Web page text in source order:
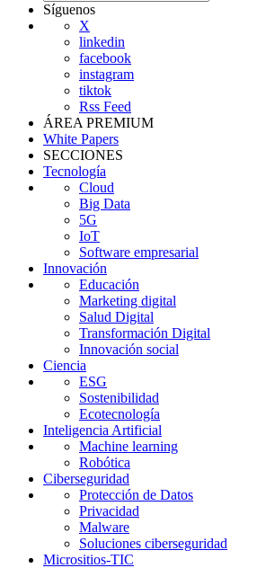
Síguenos
X
linkedin
facebook
instagram
tiktok
Rss Feed
ÁREA PREMIUM
White Papers
SECCIONES
Tecnología
Cloud
Big Data
5G
IoT
Software empresarial
Innovación
Educación
Marketing digital
Salud Digital
Transformación Digital
Innovación social
Ciencia
ESG
Sostenibilidad
Ecotecnología
Inteligencia Artificial
Machine learning
Robótica
Ciberseguridad
Protección de Datos
Privacidad
Malware
Soluciones ciberseguridad
Micrositios-TIC